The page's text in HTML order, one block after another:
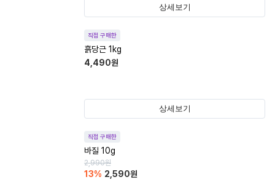
상세보기
직접 구매한
흙당근 1kg
4,490원
상세보기
직접 구매한
바질 10g
2,990원
13% 2,590원